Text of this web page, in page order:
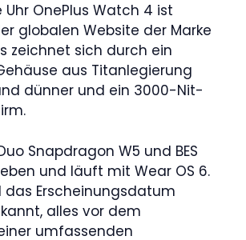
Uhr OnePlus Watch 4 ist
globalen Website der Marke
zeichnet sich durch ein
aus Titanlegierung
dünner und ein 3000-Nit-
Snapdragon W5 und BES
und läuft mit Wear OS 6.
das Erscheinungsdatum
alles vor dem
umfassenden